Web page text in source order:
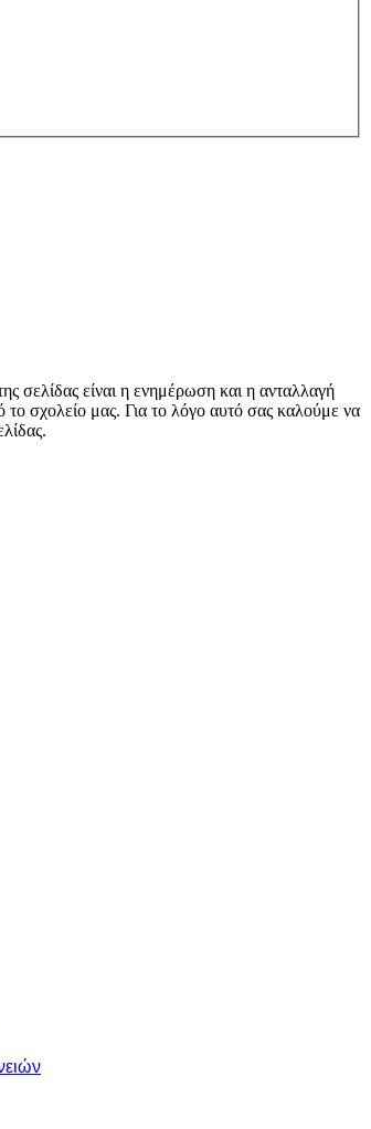
σελίδας είναι η ενημέρωση και η ανταλλαγή
σχολείο μας. Για το λόγο αυτό σας καλούμε να